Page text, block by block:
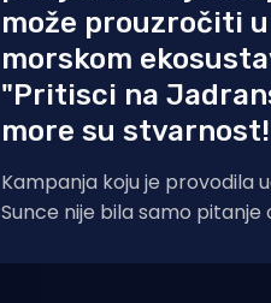
može prouzročiti u
morskom
"Pritisci na
more su
Kampanja koju je provodila
Sunce nije bila samo pitanje